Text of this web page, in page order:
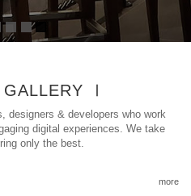
Ⅰ
designers & developers who work
digital experiences. We take
only the best.
more